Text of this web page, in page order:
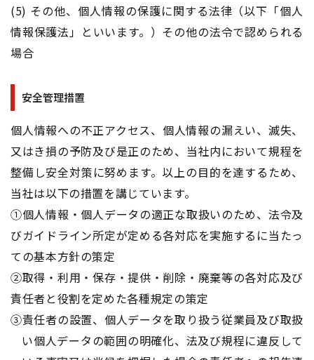
(5) その他、個人情報の保護に関する法律（以下「個人
情報保護法」といいます。）その他の法令で認められる
場合
安全管理措置
個人情報への不正アクセス、個人情報の漏えい、滅失、
又はき損の予防及び是正のため、当社内において規程を
整備し安全対策に努めます。以上の目的を達するため、
当社は以下の措置を講じています。
①個人情報・個人データの適正な取扱いのため、法令及
びガイドライン所定が定める各対応を実施するに当たっ
ての基本方針の策定
②取得・利用・保存・提供・削除・廃棄等の各対応及び
責任者と役割を定めた各種規定の策定
③責任者の設置、個人データを取り扱う従業員及び取扱
い個人データの範囲の明確化、法及び規程に違反して